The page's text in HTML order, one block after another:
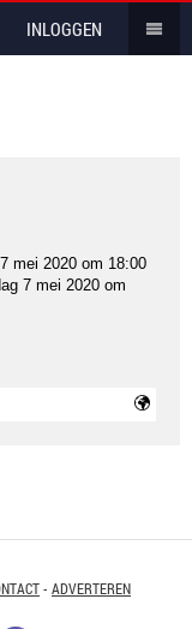
INLOGGEN
mei 2020 om 18:00
7 mei 2020 om
- ADVERTEREN